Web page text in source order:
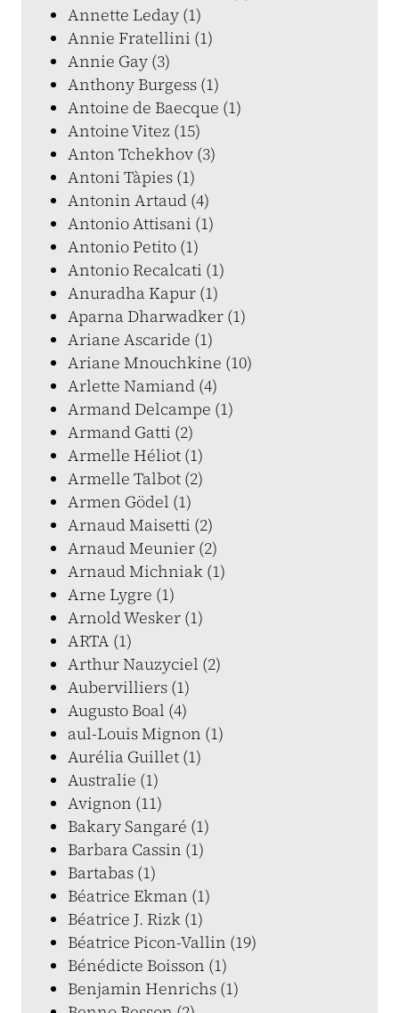
Annette Leday (1)
Annie Fratellini (1)
Annie Gay (3)
Anthony Burgess (1)
Antoine de Baecque (1)
Antoine Vitez (15)
Anton Tchekhov (3)
Antoni Tàpies (1)
Antonin Artaud (4)
Antonio Attisani (1)
Antonio Petito (1)
Antonio Recalcati (1)
Anuradha Kapur (1)
Aparna Dharwadker (1)
Ariane Ascaride (1)
Ariane Mnouchkine (10)
Arlette Namiand (4)
Armand Delcampe (1)
Armand Gatti (2)
Armelle Héliot (1)
Armelle Talbot (2)
Armen Gödel (1)
Arnaud Maisetti (2)
Arnaud Meunier (2)
Arnaud Michniak (1)
Arne Lygre (1)
Arnold Wesker (1)
ARTA (1)
Arthur Nauzyciel (2)
Aubervilliers (1)
Augusto Boal (4)
aul-Louis Mignon (1)
Aurélia Guillet (1)
Australie (1)
Avignon (11)
Bakary Sangaré (1)
Barbara Cassin (1)
Bartabas (1)
Béatrice Ekman (1)
Béatrice J. Rizk (1)
Béatrice Picon-Vallin (19)
Bénédicte Boisson (1)
Benjamin Henrichs (1)